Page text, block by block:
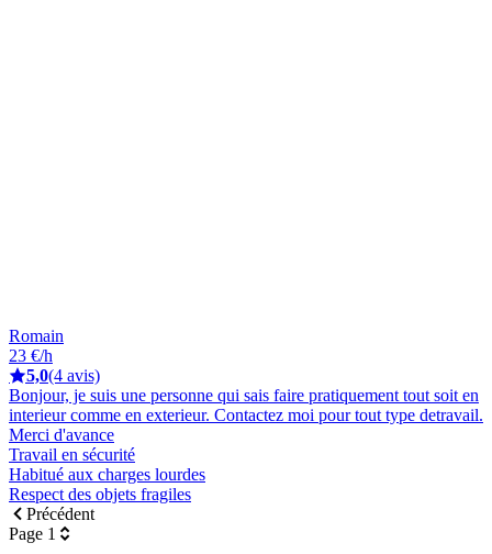
Romain
23 €/h
5,0(4 avis)
Bonjour, je suis une personne qui sais faire pratiquement tout soit en
interieur comme en exterieur. Contactez moi pour tout type detravail.
Merci d'avance
Travail en sécurité
Habitué aux charges lourdes
Respect des objets fragiles
Précédent
Page 1